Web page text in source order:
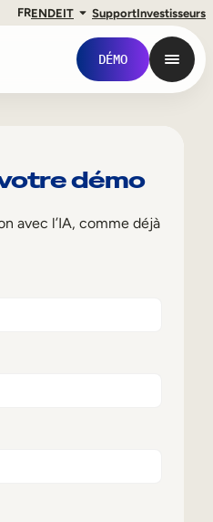
FRENDEIT SupportInvestisseurs
DÉMO
démo
avec l’IA, comme déjà